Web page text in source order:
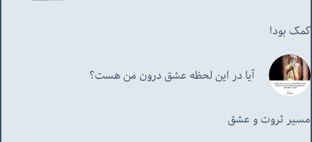
کمک بودا
آیا در این لحظه عشق درون من هست؟
مسیر ثروت و عشق